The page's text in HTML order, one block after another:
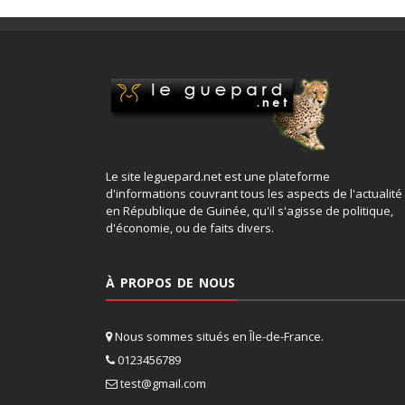
Le site leguepard.net est une plateforme
d'informations couvrant tous les aspects de l'actualité
en République de Guinée, qu'il s'agisse de politique,
d'économie, ou de faits divers.
À PROPOS DE NOUS
Nous sommes situés en Île-de-France.
0123456789
test@gmail.com